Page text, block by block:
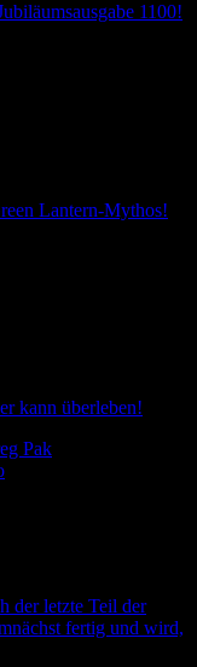
1100!
Lantern-Mythos!
kann überleben!
Pak
der letzte Teil der
fertig und wird,